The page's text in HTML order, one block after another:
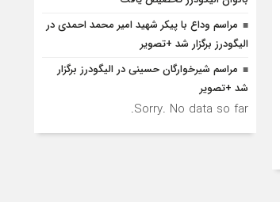
مراسم وداع با پیکر شهید امیر محمد احمدی در
الیگودرز برگزار شد +تصویر
مراسم شیرخوارگان حسینی در الیگودرز برگزار
شد +تصویر
Sorry. No data so far.